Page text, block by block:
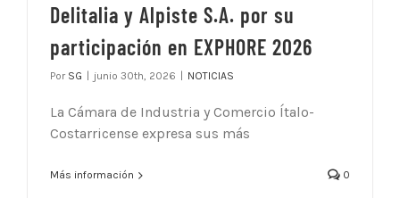
Delitalia y Alpiste S.A. por su
participación en EXPHORE 2026
Por SG | junio 30th, 2026 | NOTICIAS
La Cámara de Industria y Comercio Ítalo-
Costarricense expresa sus más
Más información 0